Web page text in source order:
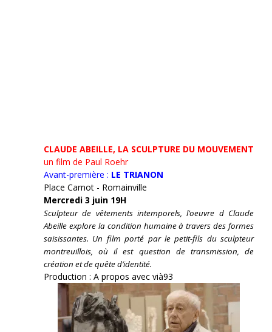
CLAUDE ABEILLE, LA SCULPTURE DU MOUVEMENT
un film de Paul Roehr
Avant-première : LE TRIANON
Place Carnot - Romainville
Mercredi 3 juin 19H
Sculpteur de vêtements intemporels, l’oeuvre d Claude
Abeille explore la condition humaine à travers des formes
saisissantes. Un film porté par le petit-fils du sculpteur
montreuillois, où il est question de transmission, de
création et de quête d’identité.
Production : A propos avec vià93